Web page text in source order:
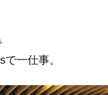
一仕事。